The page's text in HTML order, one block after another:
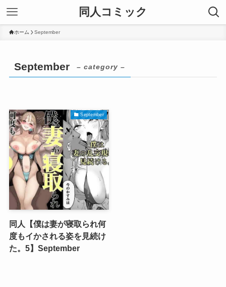
同人コミック
ホーム September
September – category –
September
同人【僕は妻が寝取られ何
度もイかされる姿を見続け
た。5】September